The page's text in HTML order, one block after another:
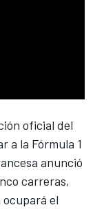
oficial del
a la Fórmula 1
anunció
carreras,
el